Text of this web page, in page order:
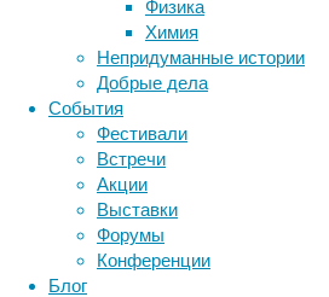
Физика
Химия
Непридуманные истории
Добрые дела
События
Фестивали
Встречи
Акции
Выставки
Форумы
Конференции
Блог
жителей
Египта
около
1686–
1449
годов
до
нашей
эры,
то
есть
мозг наука
нейробиология
нейрофизиология
поведение
сон социальные проблемы
физиология
эмоции